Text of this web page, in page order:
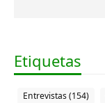
Etiquetas
Entrevistas (154)